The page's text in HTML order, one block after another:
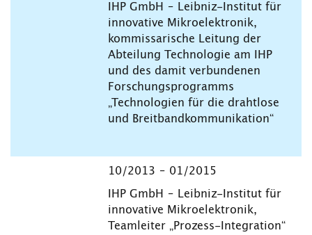
IHP GmbH – Leibniz-Institut für
innovative Mikroelektronik,
kommissarische Leitung der
Abteilung Technologie am IHP
und des damit verbundenen
Forschungsprogramms
„Technologien für die drahtlose
und Breitbandkommunikation“
10/2013 – 01/2015
IHP GmbH – Leibniz-Institut für
innovative Mikroelektronik,
Teamleiter „Prozess-Integration“